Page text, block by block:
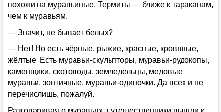
похожи на муравьиные. Термиты — ближе к тараканам,
чем к муравьям.
— Значит, не бывает белых?
— Нет! Но есть чёрные, рыжие, красные, кровяные,
жёлтые. Есть муравьи-скульпторы, муравьи-рудокопы,
каменщики, скотоводы, земледельцы, медовые
муравьи, зонтичные, муравьи-одиночки. Да всех и не
перечислишь, пожалуй.
Разговаривая о муравьях, путешественники вышли к